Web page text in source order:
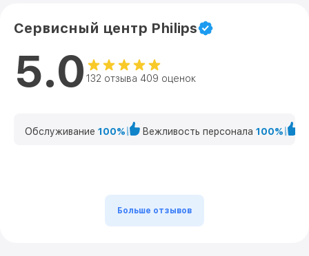
Сервисный центр Philips
5.0 132 отзыва 409 оценок
Обслуживание 100% Вежливость персонала 100%
Больше отзывов